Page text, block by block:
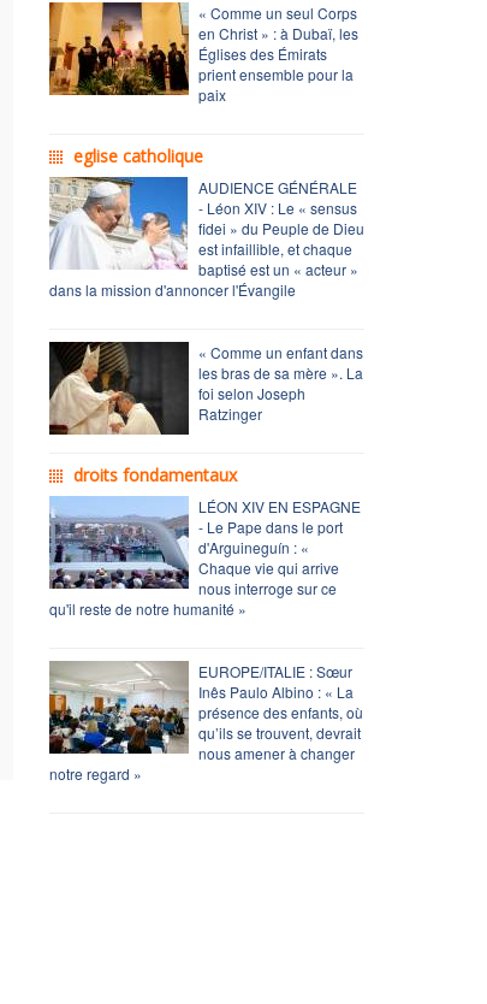
« Comme un seul Corps
en Christ » : à Dubaï, les
Églises des Émirats
prient ensemble pour la
paix
eglise catholique
AUDIENCE GÉNÉRALE
- Léon XIV : Le « sensus
fidei » du Peuple de Dieu
est infaillible, et chaque
baptisé est un « acteur »
dans la mission d'annoncer l'Évangile
« Comme un enfant dans
les bras de sa mère ». La
foi selon Joseph
Ratzinger
droits fondamentaux
LÉON XIV EN ESPAGNE
- Le Pape dans le port
d'Arguineguín : «
Chaque vie qui arrive
nous interroge sur ce
qu'il reste de notre humanité »
EUROPE/ITALIE : Sœur
Inês Paulo Albino : « La
présence des enfants, où
qu’ils se trouvent, devrait
nous amener à changer
notre regard »